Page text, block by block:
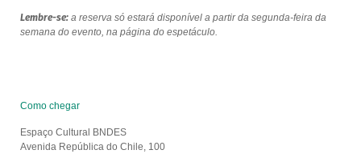
Lembre-se:a reserva só estará disponível a partir da segunda-feira da
semana do evento, na página do espetáculo.
Como chegar
Espaço Cultural BNDES
Avenida República do Chile, 100